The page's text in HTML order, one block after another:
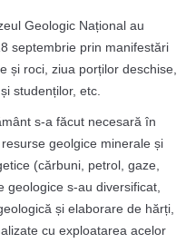
Geologic Național au
septembrie prin manifestări
și roci, ziua porților deschise,
studenților, etc.
s-a făcut necesară în
geolgice minerale și
(cărbuni, petrol, gaze,
s-au diversificat,
și elaborare de hărți,
cu exploatarea acelor